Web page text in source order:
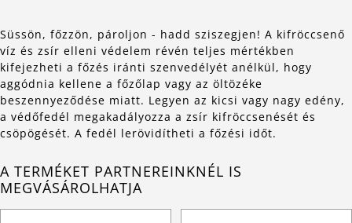
Süssön, főzzön, pároljon - hadd sziszegjen! A kifröccsenő
víz és zsír elleni védelem révén teljes mértékben
kifejezheti a főzés iránti szenvedélyét anélkül, hogy
aggódnia kellene a főzőlap vagy az öltözéke
beszennyeződése miatt. Legyen az kicsi vagy nagy edény,
a védőfedél megakadályozza a zsír kifröccsenését és
csöpögését. A fedél lerövidítheti a főzési időt.
A TERMÉKET PARTNEREINKNÉL IS
MEGVÁSÁROLHATJA